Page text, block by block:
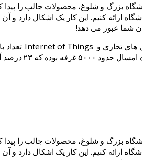
و کنار این نمایشگاه بزرگ و شلوغ، محصولات
ارائه کنیم. این کار یک اشکال
و کنار این نمایشگاه بزرگ و شلوغ، محصولات
ارائه کنیم. این کار یک اشکال